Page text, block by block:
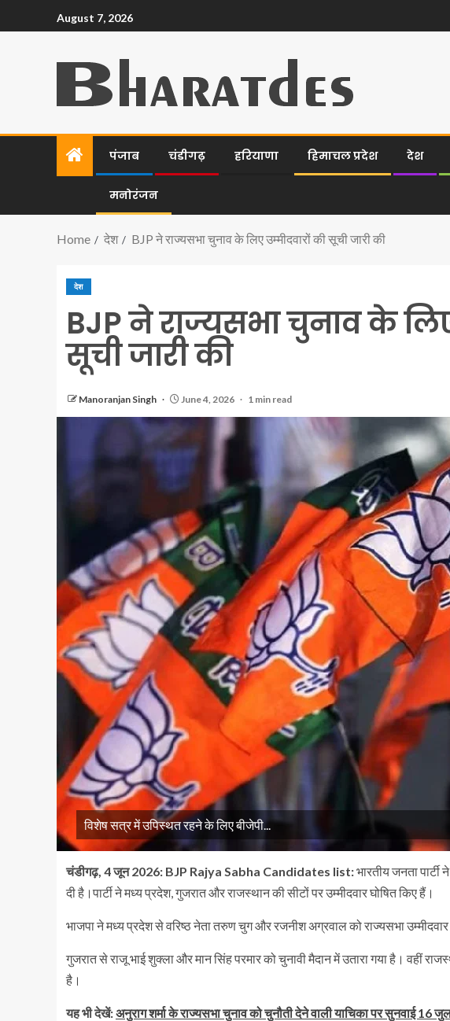
August 7, 2026
पंजाब चंडीगढ़ हरियाणा हिमाचल प्रदेश देश
मनोरंजन
Home देश BJP ने राज्यसभा चुनाव के लिए उम्मीदवारों की सूची जारी की
देश
BJP ने राज्यसभा चुनाव के
सूची जारी की
Manoranjan Singh June 4, 2026 1 min read
विशेष सत्र में उपिस्थत रहने के लिए बीजेपी...
चंडीगढ़, 4 जून 2026: BJP Rajya Sabha Candidates list:भारतीय जनता
दी है।पार्टी ने मध्य प्रदेश, गुजरात और राजस्थान की सीटों पर उम्मीदवार घोषित किए हैं।
भाजपा ने मध्य प्रदेश से वरिष्ठ नेता तरुण चुग और रजनीश अग्रवाल को राज्यसभा उम्मीदवार
गुजरात से राजू भाई शुक्ला और मान सिंह परमार को चुनावी मैदान में उतारा गया है। वहीं
है।
यह भी देखें:अनुराग शर्मा के राज्यसभा चुनाव को चुनौती देने वाली याचिका पर सुनवाई 16